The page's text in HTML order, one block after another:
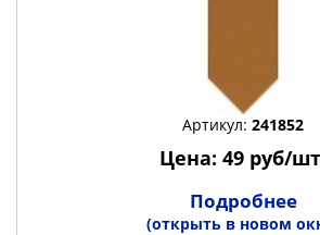
Артикул: 241852
Цена: 49 руб/
Подробнее
(открыть в новом